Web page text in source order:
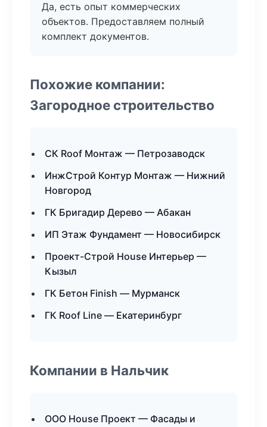
Да, есть опыт коммерческих
объектов. Предоставляем полный
комплект документов.
Похожие компании:
Загородное строительство
СК Roof Монтаж — Петрозаводск
ИнжСтрой Контур Монтаж — Нижний
Новгород
ГК Бригадир Дерево — Абакан
ИП Этаж Фундамент — Новосибирск
Проект-Строй House Интерьер —
Кызыл
ГК Бетон Finish — Мурманск
ГК Roof Line — Екатеринбург
Компании в Нальчик
ООО House Проект — Фасады и